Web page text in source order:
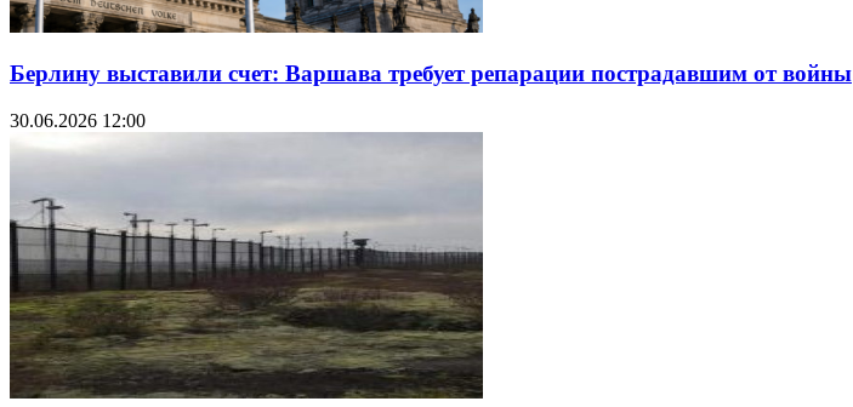
Берлину выставили счет: Варшава требует репарации пострадавшим от войны
30.06.2026 12:00